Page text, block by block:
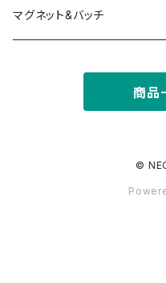
マグネット&バッチ
商品
©